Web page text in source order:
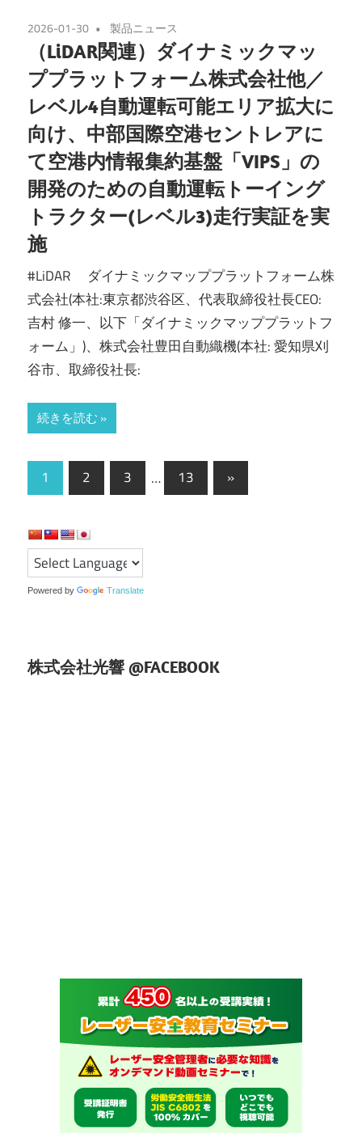
2026-01-30 製品ニュース
（LiDAR関連）ダイナミックマッ
ププラットフォーム株式会社他／
レベル4自動運転可能エリア拡大に
向け、中部国際空港セントレアに
て空港内情報集約基盤「VIPS」の
開発のための自動運転トーイング
トラクター(レベル3)走行実証を実
施
#LiDAR ダイナミックマッププラットフォーム株
式会社(本社:東京都渋谷区、代表取締役社長CEO:
吉村 修一、以下「ダイナミックマッププラットフ
ォーム」)、株式会社豊田自動織機(本社: 愛知県刈
谷市、取締役社長:
続きを読む
投
の
ペ
ー
送
1 2 3 … 13
次
の
»
Powered by Translate
株式会社光響 @FACEBOOK